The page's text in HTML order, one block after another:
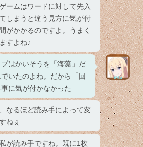
ームはワードに対して先入
しまうと違う見方に気が付
がかかるのですよ。うまく
すよね♪
はかいそうを「海藻」だ
いたのよね。だから「回
に気が付かなかった
なるほど読み手によって変
ねぇ
が読み手ですね。既に1枚